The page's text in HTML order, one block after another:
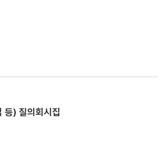
등) 질의회시집